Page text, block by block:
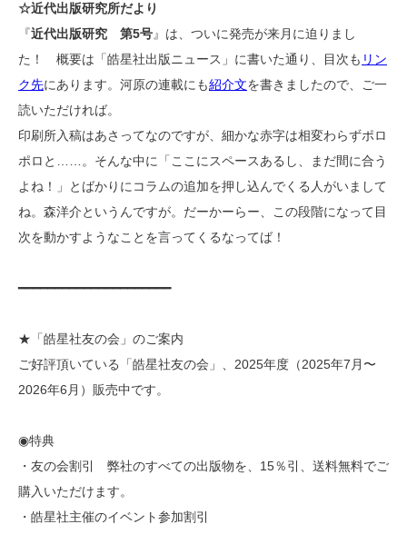
☆近代出版研究所だより
『近代出版研究 第5号』は、ついに発売が来月に迫りまし
た！ 概要は「皓星社出版ニュース」に書いた通り、目次も リン
ク先にあります。河原の連載にも紹介文を書きましたので、ご一
読いただければ。
印刷所入稿はあさってなのですが、細かな赤字は相変わらずポロ
ポロと……。そんな中に「ここにスペースあるし、まだ間に合う
よね！」とばかりにコラムの追加を押し込んでくる人がいまして
ね。森洋介というんですが。だーかーらー、この段階になって目
次を動かすようなことを言ってくるなってば！
━━━━━━━━━━━━━━━━━━━━━
★「皓星社友の会」のご案内
ご好評頂いている「皓星社友の会」、2025年度（2025年7月〜
2026年6月）販売中です。
◉特典
・友の会割引 弊社のすべての出版物を、15％引、送料無料でご
購入いただけます。
・皓星社主催のイベント参加割引